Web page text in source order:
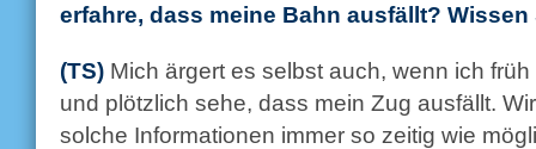
erfahre, dass meine Bahn ausfällt?
(TS) Mich ärgert es selbst auch, wenn ich
und plötzlich sehe, dass mein Zug ausfällt.
solche Informationen immer so zeitig wie